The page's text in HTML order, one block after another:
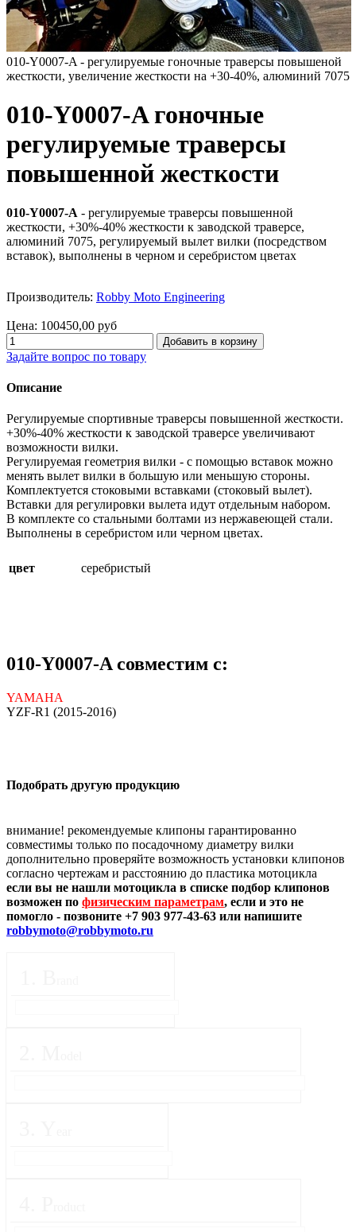
010-Y0007-A - регулируемые гоночные траверсы повышеной
жесткости, увеличение жесткости на +30-40%, алюминий 7075
010-Y0007-A гоночные
регулируемые траверсы
повышенной жесткости
010-Y0007-A - регулируемые траверсы повышенной
жесткости, +30%-40% жесткости к заводской траверсе,
алюминий 7075, регулируемый вылет вилки (посредством
вставок), выполнены в черном и серебристом цветах
Производитель: Robby Moto Engineering
Цена: 100450,00 руб
Задайте вопрос по товару
Описание
Регулируемые спортивные траверсы повышенной жесткости.
+30%-40% жесткости к заводской траверсе увеличивают
возможности вилки.
Регулируемая геометрия вилки - с помощью вставок можно
менять вылет вилки в большую или меньшую стороны.
Комплектуется стоковыми вставками (стоковый вылет).
Вставки для регулировки вылета идут отдельным набором.
В комплекте со стальными болтами из нержавеющей стали.
Выполнены в серебристом или черном цветах.
цвет серебристый
010-Y0007-A совместим с:
YAMAHA
YZF-R1 (2015-2016)
Подобрать другую продукцию
внимание! рекомендуемые клипоны гарантированно
совместимы только по посадочному диаметру вилки
дополнительно проверяйте возможность установки клипонов
согласно чертежам и расстоянию до пластика мотоцикла
если вы не нашли мотоцикла в списке подбор клипонов
возможен по физическим параметрам, если и это не
помогло - позвоните +7 903 977-43-63 или напишите
robbymoto@robbymoto.ru